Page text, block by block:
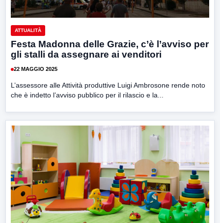
ATTUALITÀ
Festa Madonna delle Grazie, c’è l’avviso per
gli stalli da assegnare ai venditori
22 MAGGIO 2025
L’assessore alle Attività produttive Luigi Ambrosone rende noto
che è indetto l’avviso pubblico per il rilascio e la...